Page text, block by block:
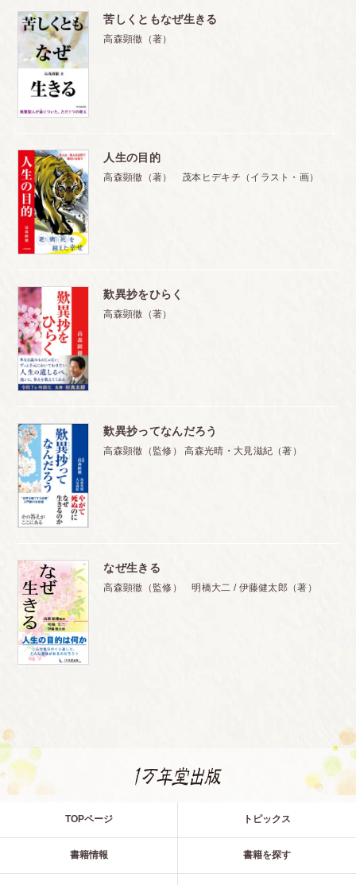
・息子にイライラ、怒ってばかりです。
男の子の育て方のコツがあれば、教えてください
・ゲームを与えると、暴力的になるのでは？と心配で
す
・どうやら友達の物を盗んだようです。
・「オバケが出るよ」と脅す叱り方は、
あまりよくないと思うのですが……
・ガマンできず、怒っては謝る、の繰り返しです。
これではまるでＤＶ男？と落ち込みます
（ おわりに）
育児不安が増えているのはなぜ？
～自分に自信がなくても大丈夫
イラスト紹介
苦しくともなぜ生きる
高森顕徹（著）
人生の目的
高森顕徹（著） 茂本ヒデキチ（イラスト・画）
歎異抄をひらく
高森顕徹（著）
歎異抄ってなんだろう
高森顕徹（監修） 高森光晴・大見滋紀（著）
なぜ生きる
高森顕徹（監修） 明橋大二 / 伊藤健太郎（著）
TOPページ トピックス
書籍情報 書籍を探す